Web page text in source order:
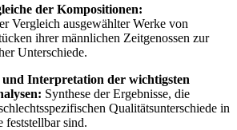
der Kompositionen:
Vergleich ausgewählter Werke von
ihrer männlichen Zeitgenossen zur
Unterschiede.
und Interpretation der wichtigsten
Synthese der Ergebnisse, die
Qualitätsunterschiede in
feststellbar sind.